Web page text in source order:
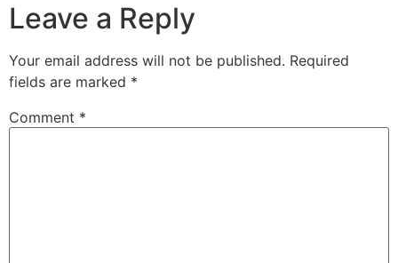
Leave a Reply
Your email address will not be published. Required
fields are marked *
Comment *